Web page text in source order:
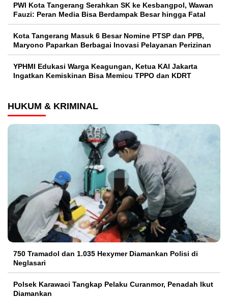
PWI Kota Tangerang Serahkan SK ke Kesbangpol, Wawan
Fauzi: Peran Media Bisa Berdampak Besar hingga Fatal
Kota Tangerang Masuk 6 Besar Nomine PTSP dan PPB,
Maryono Paparkan Berbagai Inovasi Pelayanan Perizinan
YPHMI Edukasi Warga Keagungan, Ketua KAI Jakarta
Ingatkan Kemiskinan Bisa Memicu TPPO dan KDRT
HUKUM & KRIMINAL
750 Tramadol dan 1.035 Hexymer Diamankan Polisi di
Neglasari
Polsek Karawaci Tangkap Pelaku Curanmor, Penadah Ikut
Diamankan